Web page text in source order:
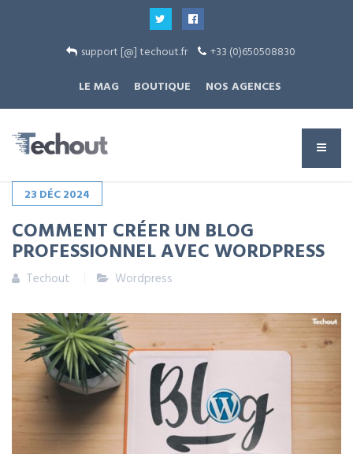
support [@] techout.fr
+33 (0)650508830
LE MAG
BOUTIQUE NOS AGENCES
23 DÉC2024
COMMENT CRÉER UN BLOG
PROFESSIONNEL AVEC WORDPRESS
Techout Wordpress